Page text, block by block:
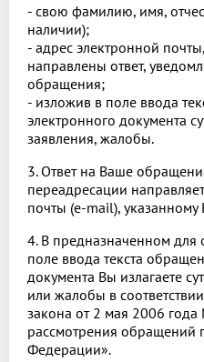
- свою фамилию, имя,
наличии);
- адрес электронной
направлены ответ,
обращения;
- изложив в поле ввода
электронного документа
заявления, жалобы.
3. Ответ на Ваше
переадресации
почты (e-mail), указанному
4. В предназначенном для
поле ввода текста
документа Вы излагаете
или жалобы в
закона от 2 мая 2006
рассмотрения обращений
Федерации».